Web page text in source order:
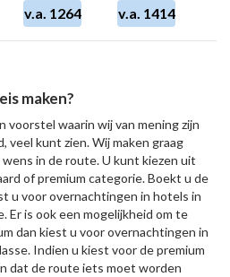
v.a. 1264 v.a. 1414
maken?
voorstel waarin wij van mening zijn
veel kunt zien. Wij maken graag
in de route. U kunt kiezen uit
of premium categorie. Boekt u de
u voor overnachtingen in hotels in
Er is ook een mogelijkheid om te
dan kiest u voor overnachtingen in
Indien u kiest voor de premium
dat de route iets moet worden